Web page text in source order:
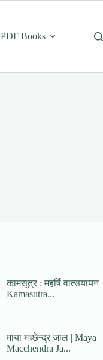
PDF Books
कामसूत्र : महर्षि वात्सयायन |
Kamasutra...
माया मच्छेन्द्र जाल | Maya
Macchendra Ja...